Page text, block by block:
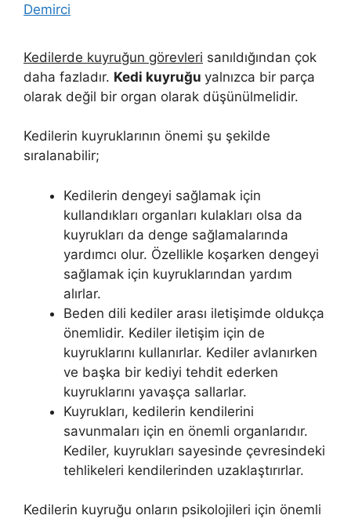
Demirci
Kedilerde kuyruğun görevleri sanıldığından çok
daha fazladır. Kedi kuyruğu yalnızca bir parça
olarak değil bir organ olarak düşünülmelidir.
Kedilerin kuyruklarının önemi şu şekilde
sıralanabilir;
Kedilerin dengeyi sağlamak için
kullandıkları organları kulakları olsa da
kuyrukları da denge sağlamalarında
yardımcı olur. Özellikle koşarken dengeyi
sağlamak için kuyruklarından yardım
alırlar.
Beden dili kediler arası iletişimde oldukça
önemlidir. Kediler iletişim için de
kuyruklarını kullanırlar. Kediler avlanırken
ve başka bir kediyi tehdit ederken
kuyruklarını yavaşça sallarlar.
Kuyrukları, kedilerin kendilerini
savunmaları için en önemli organlarıdır.
Kediler, kuyrukları sayesinde çevresindeki
tehlikeleri kendilerinden uzaklaştırırlar.
Kedilerin kuyruğu onların psikolojileri için önemli